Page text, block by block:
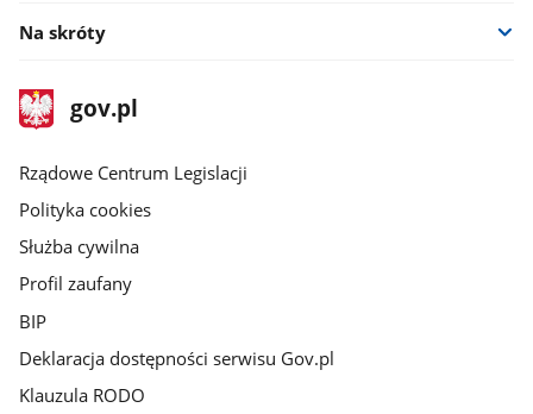
Na skróty
stopka
gov.plStrona
gov.pl
Rządowe Centrum Legislacji
Polityka cookies
Służba cywilna
Profil zaufany
BIP
Deklaracja dostępności serwisu Gov.pl
Klauzula RODO